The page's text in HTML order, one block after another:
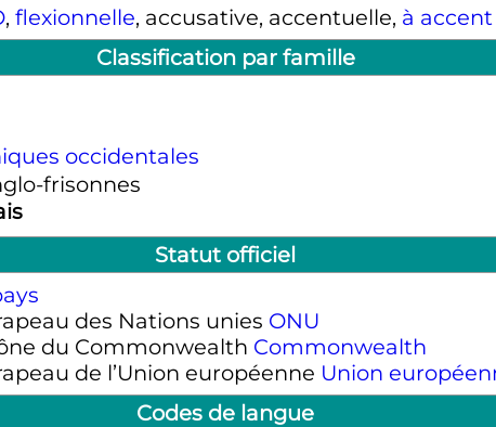
, flexionnelle, accusative, accentuelle, à
Classification par famille
occidentales
frisonnes
Statut officiel
ONU
Commonwealth
Union
Codes de langue